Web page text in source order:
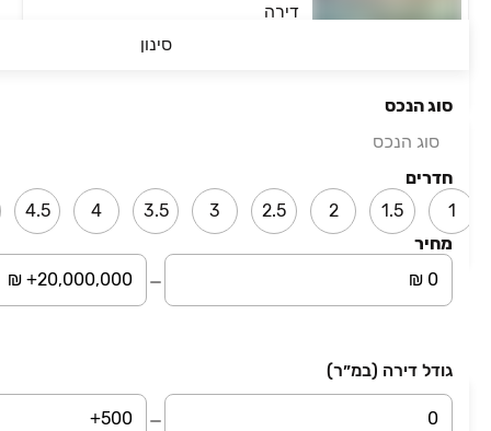
סינון
סוג הנכס
סוג הנכס
חדרים
1
1.5
2
2.5
3
3.5
4
4.5
מחיר
גודל דירה (במ״ר)
דירה
דירה, הקריה מע"ר, אשדוד
5 חדרים • קומה ‎18‏ • 150 מ״ר
השארת פרטים